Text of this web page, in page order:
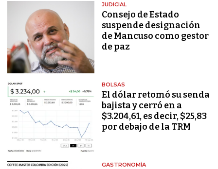
JUDICIAL
Consejo de Estado
suspende designación
de Mancuso como gestor
de paz
BOLSAS
El dólar retomó su senda
bajista y cerró en a
$3.204,61, es decir, $25,83
por debajo de la TRM
GASTRONOMÍA